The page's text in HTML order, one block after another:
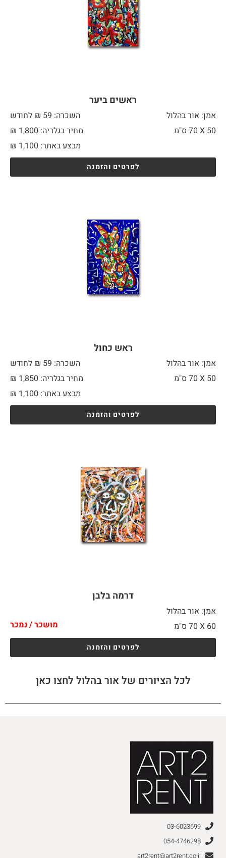
ראשים ביער
אמן: אור בהלול
השכרה: 59 ₪ לחודש
50 X
מחיר בגלריה: 1,800 ₪
מבצע באתר:
₪ 1,100
לפרטים והזמנה
ראש כחול
אמן: אור בהלול
השכרה: 59 ₪ לחודש
50 X
מחיר בגלריה: 1,850 ₪
מבצע באתר:
₪ 1,100
לפרטים והזמנה
דרמה בלבן
אמן: אור בהלול
60 X
מושכר / נמכר
לפרטים והזמנה
לכל הציורים של אור בהלול לחצו כאן
03-6023699
054-4746298
art2rent@art2rent.co.il